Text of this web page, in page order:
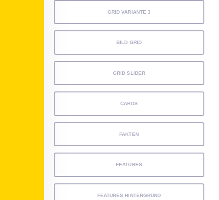
GRID VARIANTE 3
BILD GRID
GRID SLIDER
CARDS
FAKTEN
FEATURES
FEATURES HINTERGRUND